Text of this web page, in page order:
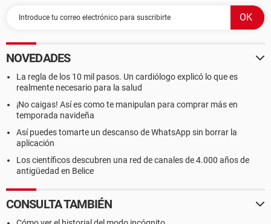
NOVEDADES
La regla de los 10 mil pasos. Un cardiólogo explicó lo que es
realmente necesario para la salud
¡No caigas! Así es como te manipulan para comprar más en
temporada navideña
Así puedes tomarte un descanso de WhatsApp sin borrar la
aplicación
Los científicos descubren una red de canales de 4.000 años de
antigüedad en Belice
CONSULTA TAMBIÉN